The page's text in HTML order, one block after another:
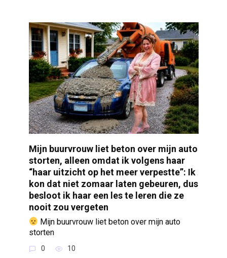
Mijn buurvrouw liet beton over mijn auto
storten, alleen omdat ik volgens haar
“haar uitzicht op het meer verpestte”: Ik
kon dat niet zomaar laten gebeuren, dus
besloot ik haar een les te leren die ze
nooit zou vergeten
Mijn buurvrouw liet beton over mijn auto
storten
0 10